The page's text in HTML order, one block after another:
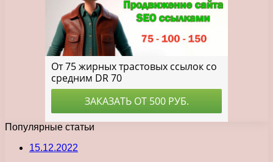
Популярные статьи
15.12.2022